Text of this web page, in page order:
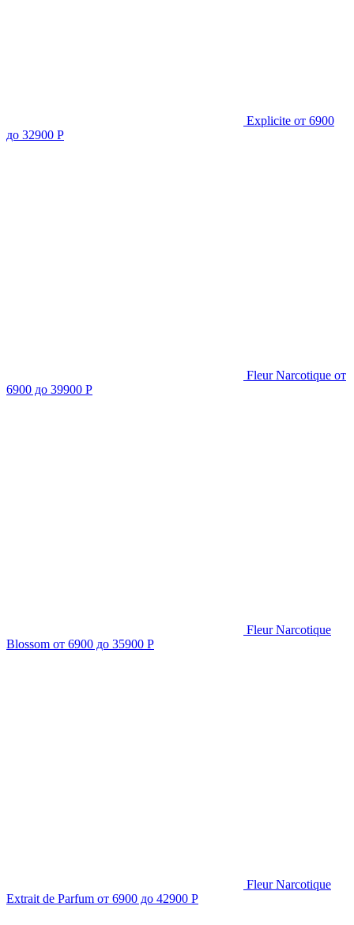
Explicite от 6900
до 32900 Р
Fleur Narcotique от
6900 до 39900 Р
Fleur Narcotique
Blossom от 6900 до 35900 Р
Fleur Narcotique
Extrait de Parfum от 6900 до 42900 Р